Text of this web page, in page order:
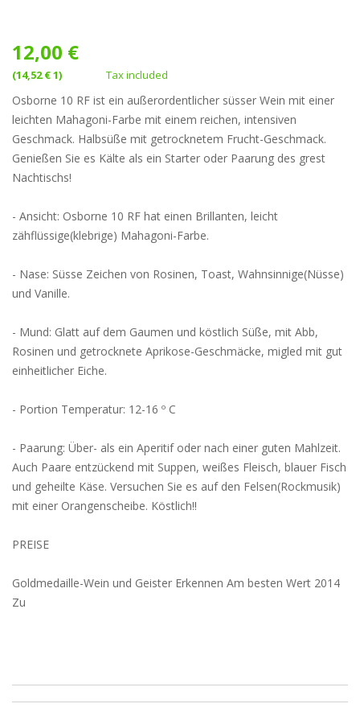
12,00 €
(14,52 € 1) Tax included
Osborne 10 RF ist ein außerordentlicher süsser Wein mit einer
leichten Mahagoni-Farbe mit einem reichen, intensiven
Geschmack. Halbsüße mit getrocknetem Frucht-Geschmack.
Genießen Sie es Kälte als ein Starter oder Paarung des grest
Nachtischs!
- Ansicht: Osborne 10 RF hat einen Brillanten, leicht
zähflüssige(klebrige) Mahagoni-Farbe.
- Nase: Süsse Zeichen von Rosinen, Toast, Wahnsinnige(Nüsse)
und Vanille.
- Mund: Glatt auf dem Gaumen und köstlich Süße, mit Abb,
Rosinen und getrocknete Aprikose-Geschmäcke, migled mit gut
einheitlicher Eiche.
- Portion Temperatur: 12-16 º C
- Paarung: Über- als ein Aperitif oder nach einer guten Mahlzeit.
Auch Paare entzückend mit Suppen, weißes Fleisch, blauer Fisch
und geheilte Käse. Versuchen Sie es auf den Felsen(Rockmusik)
mit einer Orangenscheibe. Köstlich!!
PREISE
Goldmedaille-Wein und Geister Erkennen Am besten Wert 2014
Zu